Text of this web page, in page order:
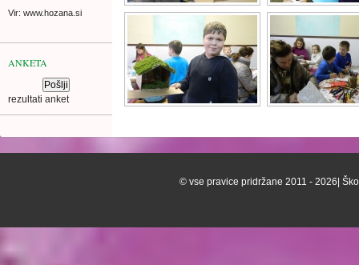
Vir: www.hozana.si
ANKETA
rezultati anket
© vse pravice pridržane 2011 - 2026|